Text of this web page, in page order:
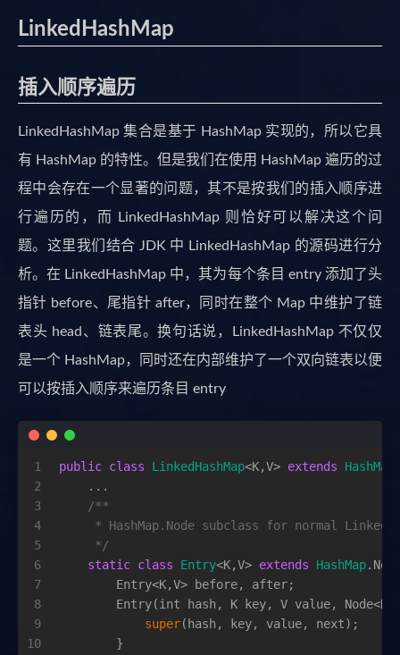
LinkedHashMap
插入顺序遍历
LinkedHashMap 集合是基于 HashMap 实现的，所以它具
有 HashMap 的特性。但是我们在使用 HashMap 遍历的过
程中会存在一个显著的问题，其不是按我们的插入顺序进
行遍历的，而 LinkedHashMap 则恰好可以解决这个问
题。这里我们结合 JDK 中 LinkedHashMap 的源码进行分
析。在 LinkedHashMap 中，其为每个条目 entry 添加了头
指针 before、尾指针 after，同时在整个 Map 中维护了链
表头 head、链表尾。换句话说，LinkedHashMap 不仅仅
是一个 HashMap，同时还在内部维护了一个双向链表以便
可以按插入顺序来遍历条目 entry
1
2
3
4
5
6
7
8
9
10
public class LinkedHashMap<K,V> extends HashMap
    ...
/**
* HashMap.Node subclass for normal
     */
static class Entry<K,V> extends HashMap
        Entry<K,V> before, after;
        Entry(
int hash, K key, V value,
super(hash, key, value, next);
        }